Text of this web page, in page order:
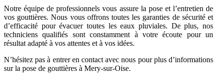
Notre équipe de professionnels vous assure la pose et l’entretien de
vos gouttières. Nous vous offrons toutes les garanties de sécurité et
d’efficacité pour évacuer toutes les eaux pluviales. De plus, nos
techniciens qualifiés sont constamment à votre écoute pour un
résultat adapté à vos attentes et à vos idées.
N’hésitez pas à entrer en contact avec nous pour plus d’informations
sur la pose de gouttières à Mery-sur-Oise.